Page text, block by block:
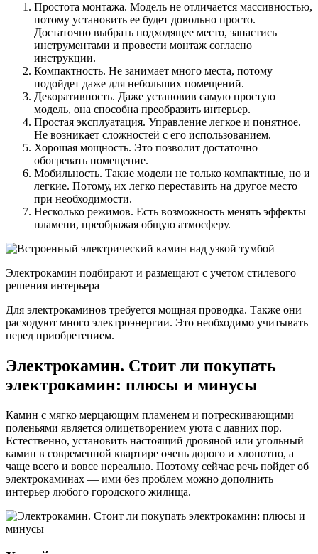
Простота монтажа. Модель не отличается массивностью,
потому установить ее будет довольно просто.
Достаточно выбрать подходящее место, запастись
инструментами и провести монтаж согласно
инструкции.
Компактность. Не занимает много места, потому
подойдет даже для небольших помещений.
Декоративность. Даже установив самую простую
модель, она способна преобразить интерьер.
Простая эксплуатация. Управление легкое и понятное.
Не возникает сложностей с его использованием.
Хорошая мощность. Это позволит достаточно
обогревать помещение.
Мобильность. Такие модели не только компактные, но и
легкие. Потому, их легко переставить на другое место
при необходимости.
Несколько режимов. Есть возможность менять эффекты
пламени, преображая общую атмосферу.
Электрокамин подбирают и размещают с учетом стилевого
решения интерьера
Для электрокаминов требуется мощная проводка. Также они
расходуют много электроэнергии. Это необходимо учитывать
перед приобретением.
Электрокамин. Стоит ли покупать
электрокамин: плюсы и минусы
Камин с мягко мерцающим пламенем и потрескивающими
поленьями является олицетворением уюта с давних пор.
Естественно, установить настоящий дровяной или угольный
камин в современной квартире очень дорого и хлопотно, а
чаще всего и вовсе нереально. Поэтому сейчас речь пойдет об
электрокаминах — ими без проблем можно дополнить
интерьер любого городского жилища.